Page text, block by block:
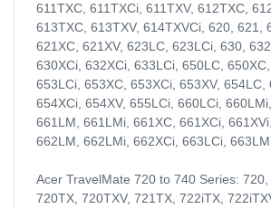
611TXC, 611TXCi, 611TXV, 612TXC,
613TXC, 613TXV, 614TXVCi, 620, 621,
621XC, 621XV, 623LC, 623LCi, 630,
630XCi, 632XCi, 633LCi, 650LC,
653LCi, 653XC, 653XCi, 653XV, 654LC,
654XCi, 654XV, 655LCi, 660LCi,
661LM, 661LMi, 661XC, 661XCi,
662LM, 662LMi, 662XCi, 663LCi,
Acer TravelMate 720 to 740 Series: 720,
720TX, 720TXV, 721TX, 722iTX,